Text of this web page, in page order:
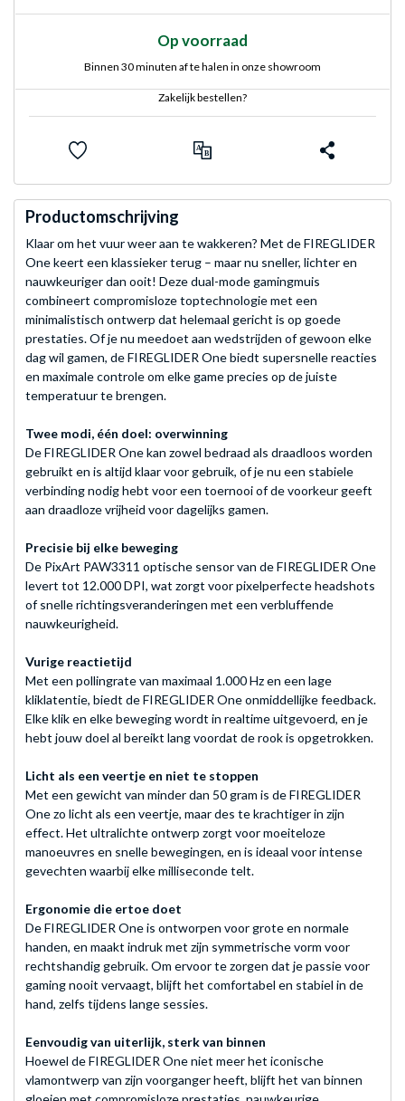
Op voorraad
Binnen 30 minuten af te halen in onze showroom
Zakelijk bestellen?
Productomschrijving
Klaar om het vuur weer aan te wakkeren? Met de FIREGLIDER
One keert een klassieker terug – maar nu sneller, lichter en
nauwkeuriger dan ooit! Deze dual-mode gamingmuis
combineert compromisloze toptechnologie met een
minimalistisch ontwerp dat helemaal gericht is op goede
prestaties. Of je nu meedoet aan wedstrijden of gewoon elke
dag wil gamen, de FIREGLIDER One biedt supersnelle reacties
en maximale controle om elke game precies op de juiste
temperatuur te brengen.
Twee modi, één doel: overwinning
De FIREGLIDER One kan zowel bedraad als draadloos worden
gebruikt en is altijd klaar voor gebruik, of je nu een stabiele
verbinding nodig hebt voor een toernooi of de voorkeur geeft
aan draadloze vrijheid voor dagelijks gamen.
Precisie bij elke beweging
De PixArt PAW3311 optische sensor van de FIREGLIDER One
levert tot 12.000 DPI, wat zorgt voor pixelperfecte headshots
of snelle richtingsveranderingen met een verbluffende
nauwkeurigheid.
Vurige reactietijd
Met een pollingrate van maximaal 1.000 Hz en een lage
kliklatentie, biedt de FIREGLIDER One onmiddellijke feedback.
Elke klik en elke beweging wordt in realtime uitgevoerd, en je
hebt jouw doel al bereikt lang voordat de rook is opgetrokken.
Licht als een veertje en niet te stoppen
Met een gewicht van minder dan 50 gram is de FIREGLIDER
One zo licht als een veertje, maar des te krachtiger in zijn
effect. Het ultralichte ontwerp zorgt voor moeiteloze
manoeuvres en snelle bewegingen, en is ideaal voor intense
gevechten waarbij elke milliseconde telt.
Ergonomie die ertoe doet
De FIREGLIDER One is ontworpen voor grote en normale
handen, en maakt indruk met zijn symmetrische vorm voor
rechtshandig gebruik. Om ervoor te zorgen dat je passie voor
gaming nooit vervaagt, blijft het comfortabel en stabiel in de
hand, zelfs tijdens lange sessies.
Eenvoudig van uiterlijk, sterk van binnen
Hoewel de FIREGLIDER One niet meer het iconische
vlamontwerp van zijn voorganger heeft, blijft het van binnen